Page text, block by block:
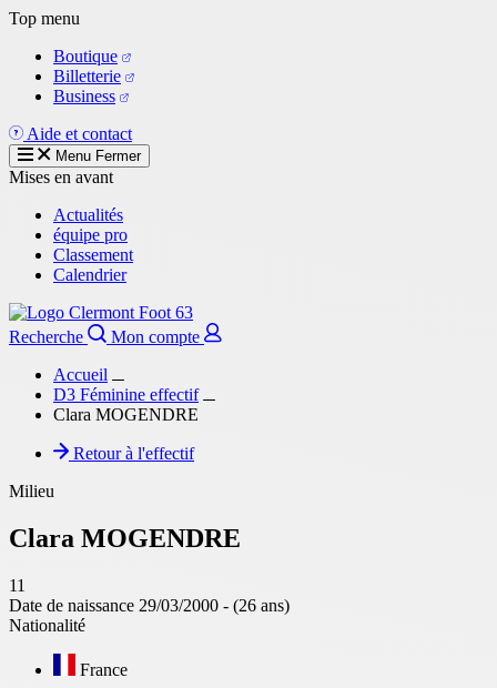
Aller
contenu
principal
Top menu
Boutique
Billetterie
Business
Aide et contact
Menu Fermer
Mises en avant
Actualités
équipe pro
Classement
Calendrier
Recherche
Mon compte
Accueil
D3 Féminine effectif
Clara MOGENDRE
Retour à l'effectif
Milieu
Clara MOGENDRE
11
Date de naissance 29/03/2000 - (26 ans)
Nationalité
France